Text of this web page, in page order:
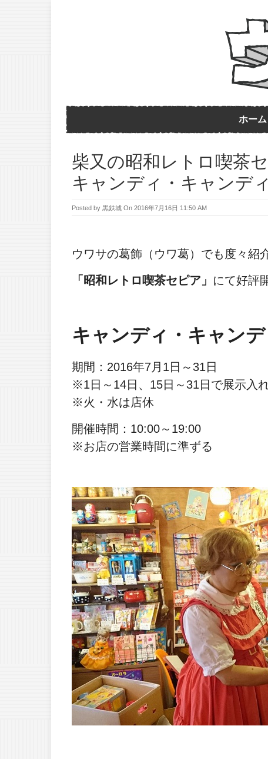
ホーム
柴又の昭和レトロ喫茶
キャンディ・キャンデ
Posted by 黒鉄城 On 2016年7月16日 11:50 AM
ウワサの葛飾（ウワ葛）でも度々紹
「昭和レトロ喫茶セピア」 にて好評
キャンディ・キャン
期間：2016年7月1日～31日
※1日～14日、15日～31日で展示入れ
※火・水は店休
開催時間：10:00～19:00
※お店の営業時間に準ずる